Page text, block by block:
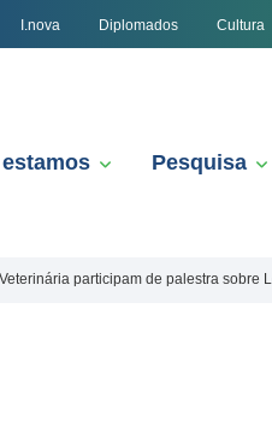
I.nova Diplomados Cultura
Pesquisa
participam de palestra sobre